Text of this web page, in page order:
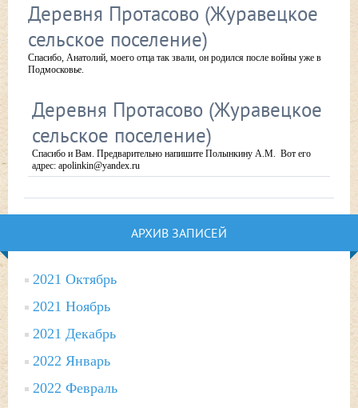
Деревня Протасово (Журавецкое
сельское поселение)
Спасибо, Анатолий, моего отца так звали, он родился после войны уже в
Подмосковье.
Деревня Протасово (Журавецкое
сельское поселение)
Спасибо и Вам. Предварительно напишите Полынкину А.М. Вот его
адрес: apolinkin@yandex.ru
АРХИВ ЗАПИСЕЙ
2021 Октябрь
2021 Ноябрь
2021 Декабрь
2022 Январь
2022 Февраль